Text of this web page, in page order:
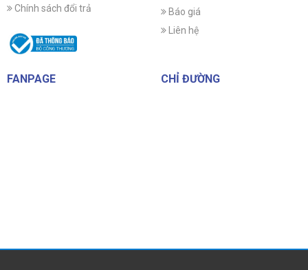
Chính sách đổi trả
Báo giá
Liên hệ
FANPAGE CHỈ ĐƯỜNG